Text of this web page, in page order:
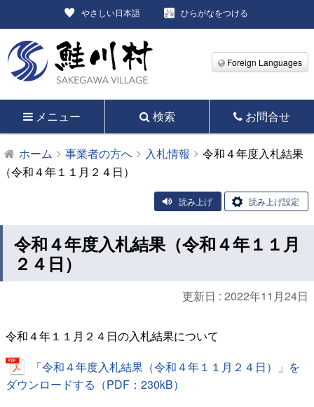
やさしい日本語 ひらがなをつける
Foreign Languages
メニュー 検索 お問合せ
ホーム 事業者の方へ 入札情報
令和４年度入札結果
（令和４年１１月２４日）
読み上げ 読み上げ設定
令和４年度入札結果（令和４年１１月
２４日）
更新日 : 2022年11月24日
令和４年１１月２４日の入札結果について
「令和４年度入札結果（令和４年１１月２４日）」を
ダウンロードする（PDF：230kB）